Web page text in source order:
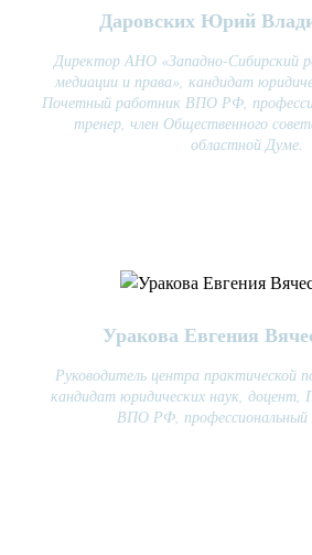
Даровских Юрий
Директор АНО «Западно-Сибирский
медиации и права», кандидат
Почетный работник ВПО РФ,
тренер, член Общественного
областной Думе.
Уракова Евгения
Руководитель центра практической
кандидат юридических наук,
ВПО РФ, профессиональный